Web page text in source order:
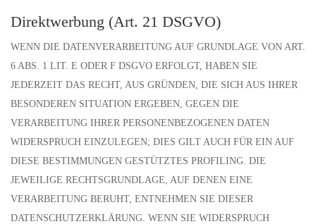
Direktwerbung (Art. 21 DSGVO)
WENN DIE DATENVERARBEITUNG AUF GRUNDLAGE VON ART.
6 ABS. 1 LIT. E ODER F DSGVO ERFOLGT, HABEN SIE
JEDERZEIT DAS RECHT, AUS GRÜNDEN, DIE SICH AUS IHRER
BESONDEREN SITUATION ERGEBEN, GEGEN DIE
VERARBEITUNG IHRER PERSONENBEZOGENEN DATEN
WIDERSPRUCH EINZULEGEN; DIES GILT AUCH FÜR EIN AUF
DIESE BESTIMMUNGEN GESTÜTZTES PROFILING. DIE
JEWEILIGE RECHTSGRUNDLAGE, AUF DENEN EINE
VERARBEITUNG BERUHT, ENTNEHMEN SIE DIESER
DATENSCHUTZERKLÄRUNG. WENN SIE WIDERSPRUCH